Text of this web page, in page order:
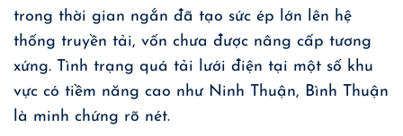
trong thời gian ngắn đã tạo sức ép lớn lên hệ
thống truyền tải, vốn chưa được nâng cấp tương
xứng. Tình trạng quá tải lưới điện tại một số khu
vực có tiềm năng cao như Ninh Thuận, Bình Thuận
là minh chứng rõ nét.